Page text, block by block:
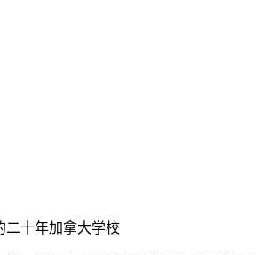
二十年加拿大学校